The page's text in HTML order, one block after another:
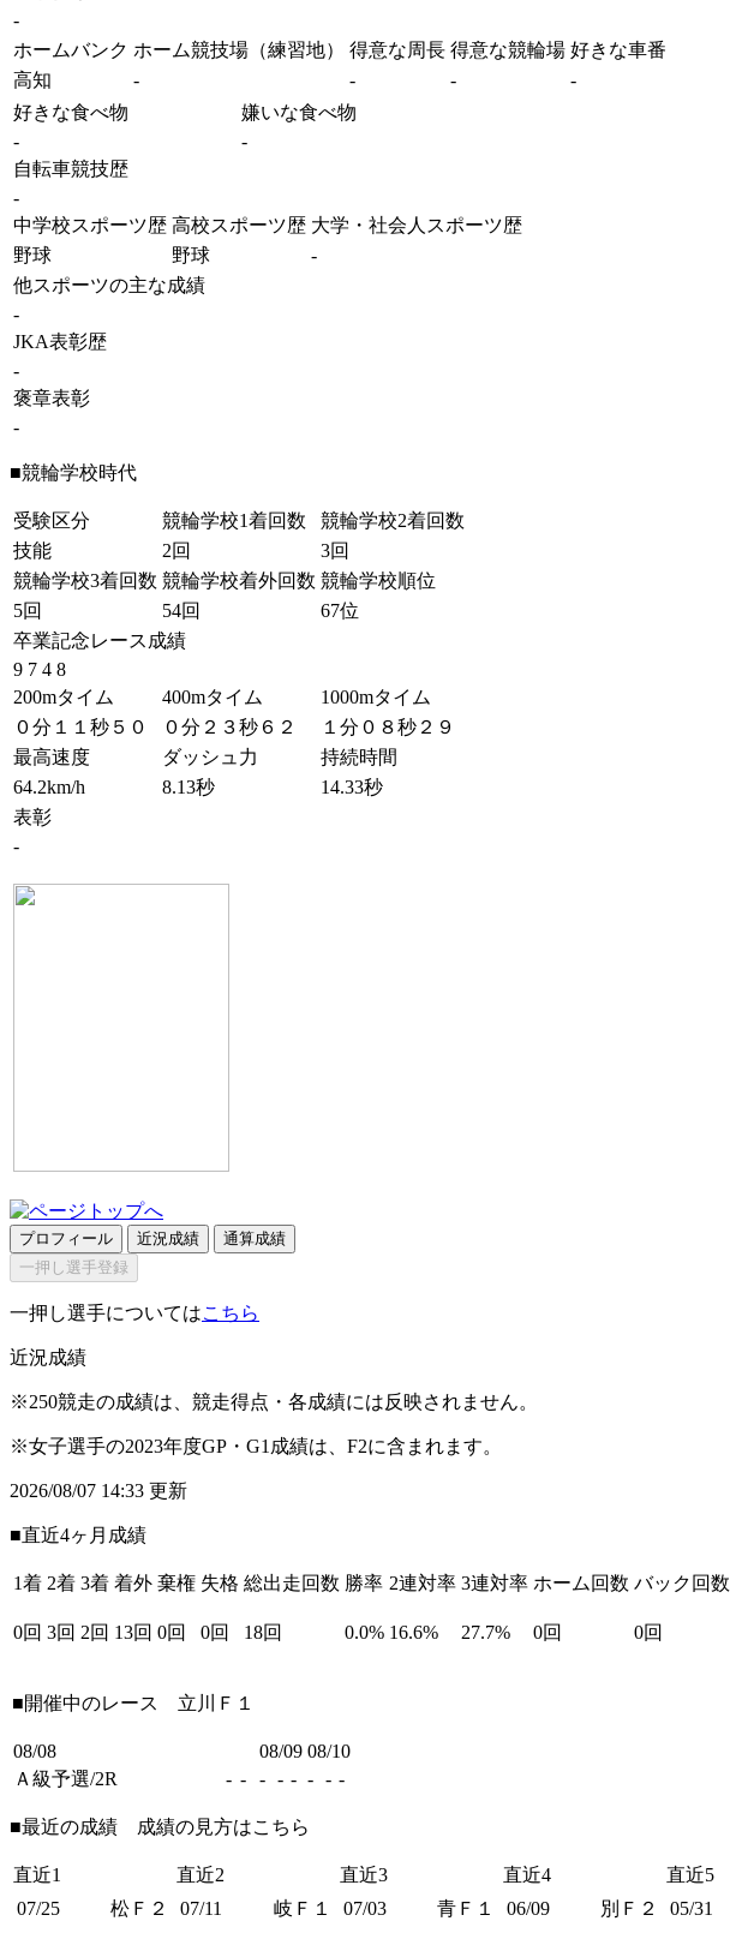
-
ホームバンク ホーム競技場（練習地） 得意な周長 得意な競輪場 好きな車番
高知
- - -
-
好きな食べ物
嫌いな食べ物
-
-
自転車競技歴
-
中学校スポーツ歴 高校スポーツ歴 大学・社会人スポーツ歴
野球
野球
-
他スポーツの主な成績
-
JKA表彰歴
-
褒章表彰
-
■競輪学校時代
受験区分 競輪学校1着回数
競輪学校2着回数
技能
2回
3回
競輪学校3着回数 競輪学校着外回数 競輪学校順位
5回
54回
67位
卒業記念レース成績
9 7 4 8
200mタイム
400mタイム
1000mタイム
０分１１秒５０
０分２３秒６２
１分０８秒２９
最高速度
ダッシュ力
持続時間
64.2km/h
8.13秒
14.33秒
表彰
-
プロフィール 近況成績
通算成績
一押し選手登録
一押し選手についてはこちら
近況成績
※250競走の成績は、競走得点・各成績には反映されません。
※女子選手の2023年度GP・G1成績は、F2に含まれます。
2026/08/07 14:33 更新
■直近4ヶ月成績
1着 2着 3着 着外 棄権 失格 総出走回数 勝率 2連対率 3連対率 ホーム回数 バック回数
0回 3回 2回 13回 0回 0回 18回 0.0% 16.6% 27.7% 0回 0回
■開催中のレース 立川Ｆ１
08/08 08/09 08/10
Ａ級予選/2R
- - - - - - - -
■最近の成績 成績の見方はこちら
直近1 直近2 直近3 直近4 直近5
07/25
松Ｆ２ 07/11 岐Ｆ１ 07/03 青Ｆ１ 06/09 別Ｆ２ 05/31